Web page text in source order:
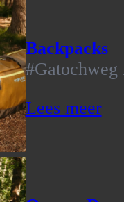
Backpacks
#Gatochweg
Lees meer